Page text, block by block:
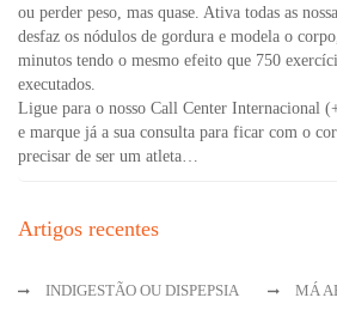
ou perder peso, mas quase. Ativa todas as
desfaz os nódulos de gordura e modela o
minutos tendo o mesmo efeito que 750
executados.
Ligue para o nosso Call Center Internacional
e marque já a sua consulta para ficar com o
precisar de ser um atleta…
Artigos recentes
INDIGESTÃO OU DISPEPSIA
MÁ